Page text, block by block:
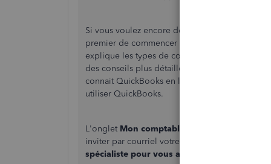
Si vous voulez encore de conseils sur
premier de commencer avec notre article
explique les types de comptes et un aperçu
des conseils plus détaillés, je vous encourage
connait QuickBooks en ligne est très
utiliser QuickBooks.
L'onglet Mon comptable
aide avec la
inviter par courriel votre comptable en tant
spécialiste pour vous aider